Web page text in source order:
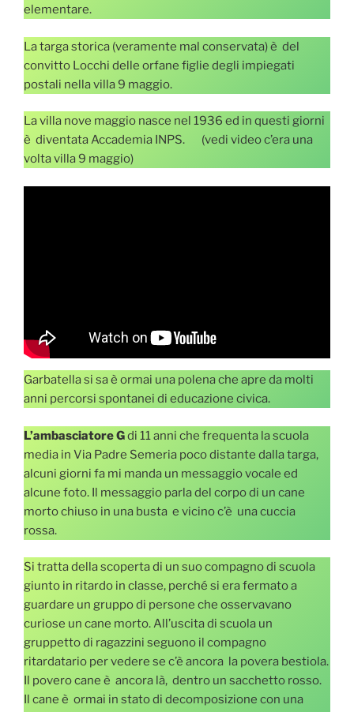
elementare.
La targa storica (veramente mal conservata) è del
convitto Locchi delle orfane figlie degli impiegati
postali nella villa 9 maggio.
La villa nove maggio nasce nel 1936 ed in questi giorni
è diventata Accademia INPS. (vedi video c’era una
volta villa 9 maggio)
Garbatella si sa è ormai una polena che apre da molti
anni percorsi spontanei di educazione civica.
L’ambasciatore Gdi 11 anni che frequenta la scuola
media in Via Padre Semeria poco distante dalla targa,
alcuni giorni fa mi manda un messaggio vocale ed
alcune foto. Il messaggio parla del corpo di un cane
morto chiuso in una busta e vicino c’è una cuccia
rossa.
Si tratta della scoperta di un suo compagno di scuola
giunto in ritardo in classe, perché si era fermato a
guardare un gruppo di persone che osservavano
curiose un cane morto. All’uscita di scuola un
gruppetto di ragazzini seguono il compagno
ritardatario per vedere se c’è ancora la povera bestiola.
Il povero cane è ancora là, dentro un sacchetto rosso.
Il cane è ormai in stato di decomposizione con una